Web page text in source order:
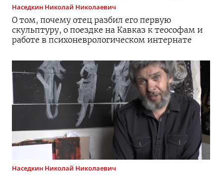
Наседкин Николай Николаевич
О том, почему отец разбил его первую
скульптуру, о поездке на Кавказ к теософам и
работе в психоневрологическом интернате
Наседкин Николай Николаевич